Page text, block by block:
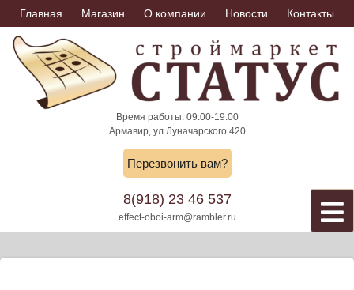
Skip
to
content
Главная Магазин О компании Новости Контакты
Время работы: 09:00-19:00
Армавир, ул.Луначарского 420
Перезвонить вам?
8(918) 23 46 537
effect-oboi-arm@rambler.ru